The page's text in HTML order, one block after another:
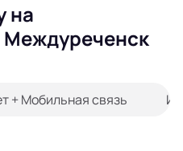
на
Междуреченск
+ Мобильная связь